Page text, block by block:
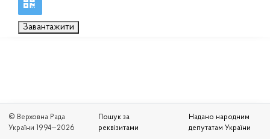
Завантажити
© Верховна Рада
України 1994—2026
Пошук за
реквізитами
Надано народним
депутатам України